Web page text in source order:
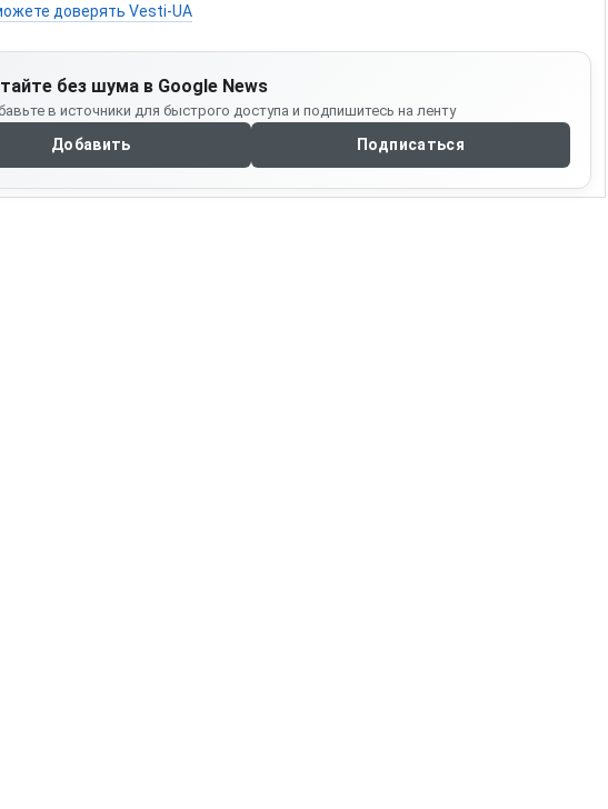
доверять Vesti-UA
без шума в Google News
в источники для быстрого доступа и подпишитесь на ленту
Добавить Подписаться